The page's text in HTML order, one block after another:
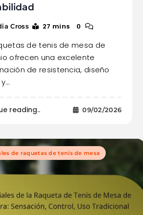
Cross 27 mins 0
de tenis de mesa de
ofrecen una excelente
de resistencia, diseño
reading.. 09/02/2026
de raquetas de tenis de mesa